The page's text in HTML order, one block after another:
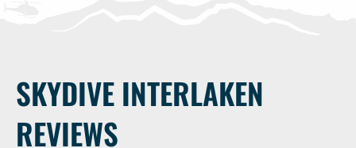
SKYDIVE INTERLAKEN
REVIEWS